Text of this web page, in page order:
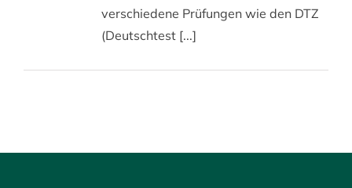
verschiedene Prüfungen wie den DTZ
(Deutschtest [...]